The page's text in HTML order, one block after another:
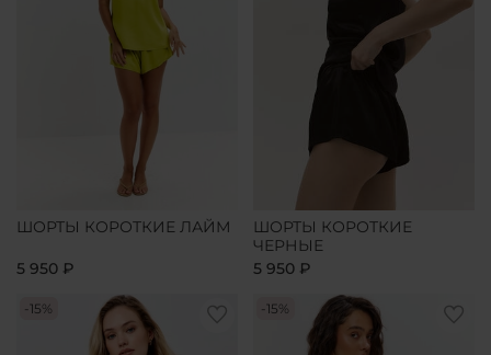
ШОРТЫ КОРОТКИЕ ЛАЙМ
5 950 ₽
ШОРТЫ КОРОТКИЕ
ЧЕРНЫЕ
5 950 ₽
-15% -15%